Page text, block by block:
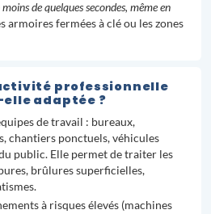
de quelques secondes, même en
armoires fermées à clé ou les zones
professionnelle
adaptée ?
de travail : bureaux,
chantiers ponctuels, véhicules
public. Elle permet de traiter les
brûlures superficielles,
à risques élevés (machines